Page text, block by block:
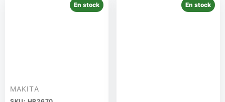
En stock
MAKITA
En stock